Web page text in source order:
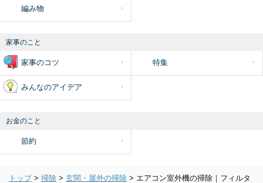
編み物
家事のこと
家事のコツ 特集
みんなのアイデア
お金のこと
節約
トップ > 掃除 > 玄関・屋外の掃除 > エアコン室外機の掃除｜フィルタ